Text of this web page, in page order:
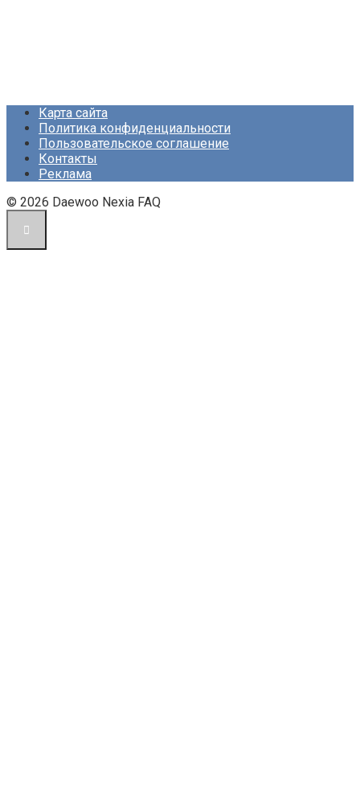
Карта сайта
Политика конфиденциальности
Пользовательское соглашение
Контакты
Реклама
© 2026 Daewoo Nexia FAQ